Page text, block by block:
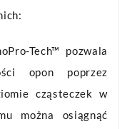
Tech™ pozwala
opon poprzez
cząsteczek w
można osiągnąć